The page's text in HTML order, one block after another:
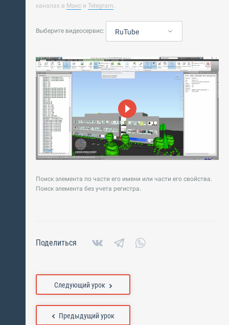
каналах в Макс и Telegram.
Выберите видеосервис: RuTube
Поиск элемента по части его имени или части его свойства.
Поиск элемента без учета регистра.
Поделиться
Предыдущий урок
Следующий урок